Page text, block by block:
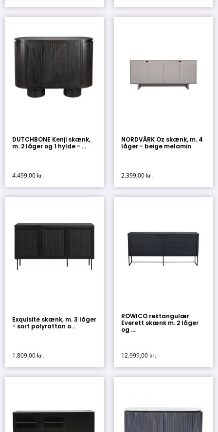
DUTCHBONE Kenji skænk,
m. 2 låger og 1 hylde - ...
4.499,00 kr.
NORDVÄRK Oz skænk, m. 4
låger - beige melamin
2.399,00 kr.
Exquisite skænk, m. 3 låger
- sort polyrattan o...
1.809,00 kr.
ROWICO rektangulær
Everett skænk m. 2 låger
og ...
12.999,00 kr.